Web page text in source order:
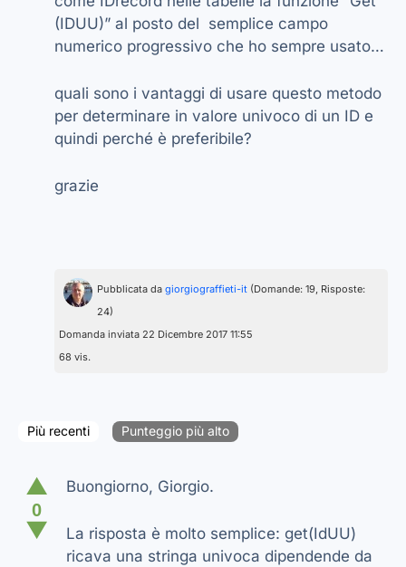
(IDUU)” al posto del semplice campo
numerico progressivo che ho sempre usato…
quali sono i vantaggi di usare questo metodo
per determinare in valore univoco di un ID e
quindi perché è preferibile?
grazie
Pubblicata da giorgiograffieti-it (Domande: 19, Risposte:
24)
Domanda inviata 22 Dicembre 2017 11:55
68 vis.
Più recenti Punteggio più alto
▲
0
▼
Buongiorno, Giorgio.
La risposta è molto semplice: get(IdUU)
ricava una stringa univoca dipendende da